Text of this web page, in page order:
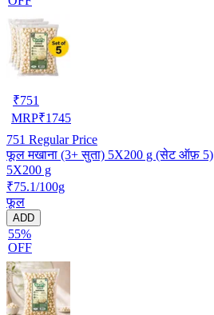
₹751
MRP₹1745
751 Regular Price
फूल मखाना (3+ सुता) 5X200 g (सेट ऑफ़ 5)
5X200 g
₹75.1/100g
फूल
ADD
55%
OFF